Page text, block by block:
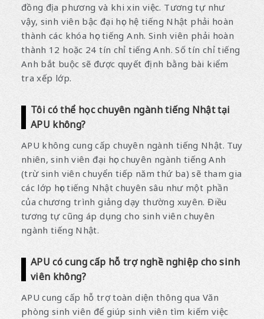
đồng địa phương và khi xin việc. Tương tự như
vậy, sinh viên bậc đại học hệ tiếng Nhật phải hoàn
thành các khóa học tiếng Anh. Sinh viên phải hoàn
thành 12 hoặc 24 tín chỉ tiếng Anh. Số tín chỉ tiếng
Anh bắt buộc sẽ được quyết định bằng bài kiểm
tra xếp lớp.
Tôi có thể học chuyên ngành tiếng Nhật tại
APU không?
APU không cung cấp chuyên ngành tiếng Nhật. Tuy
nhiên, sinh viên đại học chuyên ngành tiếng Anh
(trừ sinh viên chuyển tiếp năm thứ ba) sẽ tham gia
các lớp học tiếng Nhật chuyên sâu như một phần
của chương trình giảng dạy thường xuyên. Điều
tương tự cũng áp dụng cho sinh viên chuyên
ngành tiếng Nhật.
APU có cung cấp hỗ trợ nghề nghiệp cho sinh
viên không?
APU cung cấp hỗ trợ toàn diện thông qua Văn
phòng sinh viên để giúp sinh viên tìm kiếm việc